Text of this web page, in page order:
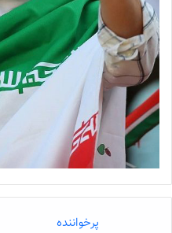
پرخواننده